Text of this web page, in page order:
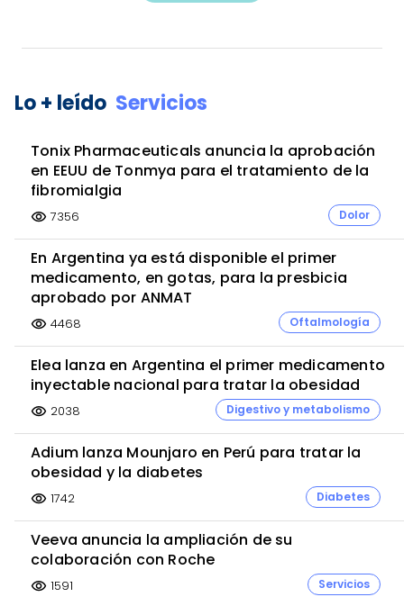
Lo + leído Servicios
Tonix Pharmaceuticals anuncia la aprobación
en EEUU de Tonmya para el tratamiento de la
fibromialgia
visibility 7356 Dolor
En Argentina ya está disponible el primer
medicamento, en gotas, para la presbicia
aprobado por ANMAT
visibility 4468 Oftalmología
Elea lanza en Argentina el primer medicamento
inyectable nacional para tratar la obesidad
visibility 2038 Digestivo y metabolismo
Adium lanza Mounjaro en Perú para tratar la
obesidad y la diabetes
visibility 1742 Diabetes
Veeva anuncia la ampliación de su
colaboración con Roche
visibility 1591 Servicios